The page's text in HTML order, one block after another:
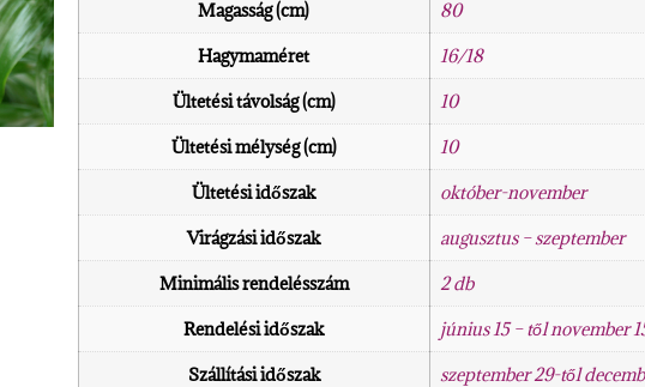
Magasság (cm)
80
Hagymaméret
16/18
Ültetési távolság (cm)
10
Ültetési mélység (cm)
10
Ültetési időszak
október-november
Virágzási időszak
augusztus – szeptember
Minimális rendelésszám
2 db
Rendelési időszak
június 15 – től november
Szállítási időszak
szeptember 29-től